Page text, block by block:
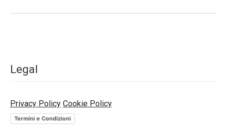
Legal
Privacy Policy Cookie Policy
Termini e Condizioni